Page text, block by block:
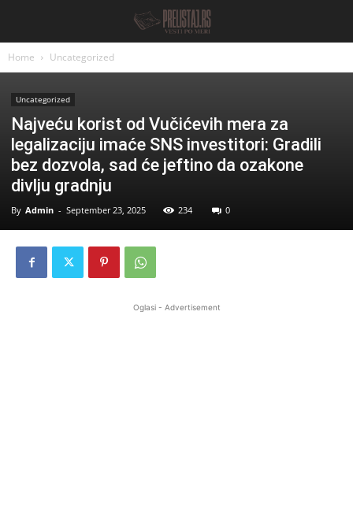
Home Uncategorized
Uncategorized
Najveću korist od Vučićevih mera za
legalizaciju imaće SNS investitori: Gradili
bez dozvola, sad će jeftino da ozakone
divlju gradnju
By Admin - September 23, 2025 234 0
Oglasi - Advertisement